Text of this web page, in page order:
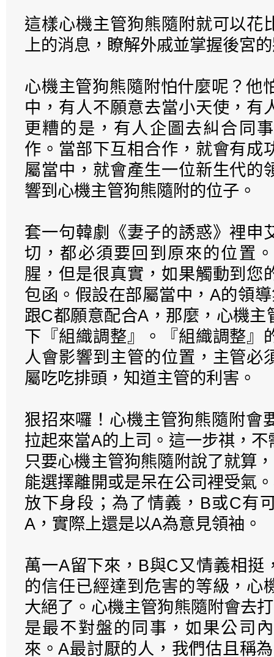
這樣心機主管狗熊隨附就可以花
上的消息，瞭解外戚並掌握後宮
心機主管狗熊隨附怕什麼呢？他
中，有人不願意去當小天使，有
更糟的是，有人企圖去糾合同
作。當部下互相合作，就會有成
屬當中，就會產生一位新生代的
響到心機主管狗熊隨附的位子。
套一句韓劇《妻子的誘惑》裡申
切，都必須要回到原來的位置
腥，但是很真實，如果觸動到您
包函。假設在部屬當中，A的領
跟C都願意配合A，那麼，心機
下『組織調整』。『組織調整』
人會影響到主管的位置，主管必
屬吃吃排頭，知道主管的利害。
狠招來囉！心機主管狗熊隨附會
拉起來當A的上司。這一步祺，
只要心機主管狗熊隨附說了就算
能選擇離開或是呆在公司裡受氣
放下身段；為了情義，B或C有
A，實際上還是以A為意見領袖。
萬一A留下來，B與C又情義相挺
的信任已經達到危害的等級，心
大絕了。心機主管狗熊隨附會去
是最不對盤的同事，如果公司
來。A最討厭的人，我們估且稱